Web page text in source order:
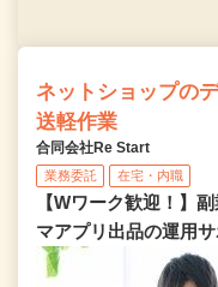
ネットショップの
送軽作業
合同会社Re Start
業務委託 在宅・内職
【Wワーク歓迎！】
マアプリ出品の運用